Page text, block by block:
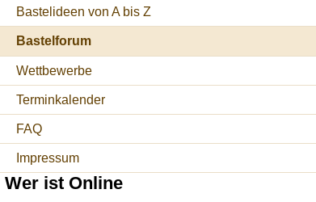
Bastelideen von A bis Z
Bastelforum
Wettbewerbe
Terminkalender
FAQ
Impressum
Wer ist Online